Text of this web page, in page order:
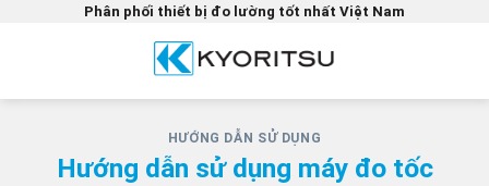
dung
Phân phối thiết bị đo lường tốt nhất Việt Nam
HƯỚNG DẪN SỬ DỤNG
Hướng dẫn sử dụng máy đo tốc